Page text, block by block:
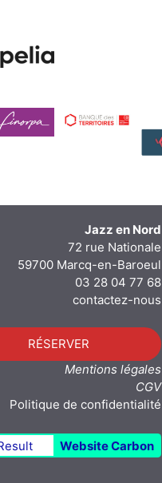
Jazz en Nord
72 rue Nationale
59700 Marcq-en-Baroeul
03 28 04 77 68
contactez-nous
RÉSERVER
Mentions légales
CGV
Politique de confidentialité
Website Carbon